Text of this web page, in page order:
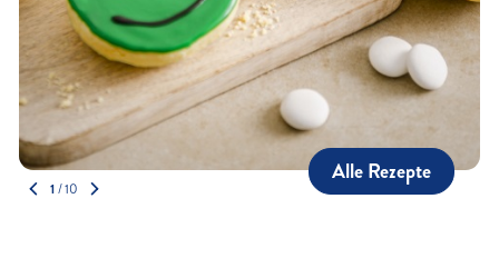
Alle Rezepte
1/10